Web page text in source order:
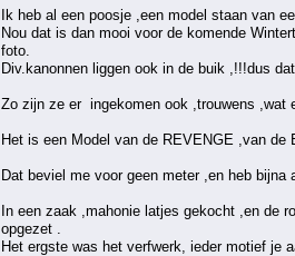
Ik heb al een poosje ,een model staan van
Nou dat is dan mooi voor de komende
foto.
Div.kanonnen liggen ook in de buik ,!!!dus
Zo zijn ze er ingekomen ook ,trouwens ,wat
Het is een Model van de REVENGE ,van
Dat beviel me voor geen meter ,en heb
In een zaak ,mahonie latjes gekocht ,en de
opgezet .
Het ergste was het verfwerk, ieder motief je